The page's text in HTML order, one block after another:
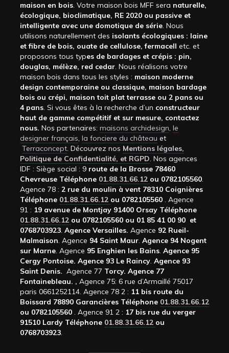
maison en bois. Votre maison bois MFF sera naturelle,
écologique, bioclimatique, RE 2020 ou passive et
intelligente avec une domotique de série. Nous
utilisons naturellement des isolants écologiques : laine
et fibre de bois, ouate de cellulose, fermacell etc. et
proposons tous types de bardages et crépis : pin,
douglas, mélèze, red cedar. Nous réalisons votre
maison bois dans tous les styles : maison moderne
design contemporaine ou classique, maison bardage
bois ou crépi, maison toit plat terrasse ou 2 pans ou
4 pans. Si vous êtes à la recherche d’un constructeur
haut de gamme compétitif et sur mesure, contactez
nous. Nos partenaires: maisons archidesign, le
designer français, la fonciere du château et
Terraconcept. Découvrez nos Mentions légales,
Politique de Confidentialité, et RGPD. Nos agences
IDF : Siège social : 9 route de la Brosse 78460
Chevreuse Téléphone 01.88.31.66.12 ou 0782105560.
Agence 78 : 2 rue du moulin à vent 78310 Coignières
Téléphone 01.88.31.66.12 ou 0782105560 . Agence
91 : 19 avenue de Montjay 91400 Orsay Téléphone
01.88.31.66.12 ou 0782105560 ou 01 85 41 00 90 et
0768703923. Agence Versailles. Agence 92 Rueil-
Malmaison. Agence 94 Saint Maur. Agence 94 Nogent
sur Marne. Agence 95 Enghien les Bains. Agence 95
Cergy Pontoise. Agence 93 Le Raincy. Agence 93
Saint Denis. Agence 77 Torcy. Agence 77
Fontainebleau. , Agence 75: 6 rue d’Armaillé 75017
paris 0661252114. Agence 78 2 : 11 bis route du
Boissard 78890 Garancières Téléphone 01.88.31.66.12
ou 0782105560 . Agence 91 2 : 17 bis rue du verger
91510 Lardy Téléphone 01.88.31.66.12 ou
0768703923.